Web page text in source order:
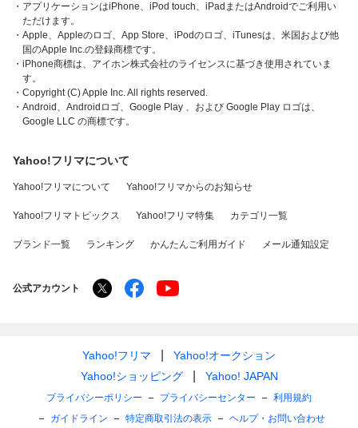
・アプリケーションはiPhone、iPod touch、iPadまたはAndroidでご利用い
ただけます。
・Apple、Appleのロゴ、App Store、iPodのロゴ、iTunesは、米国および他
国のApple Inc.の登録商標です。
・iPhone商標は、アイホン株式会社のライセンスに基づき使用されていま
す。
・Copyright (C) Apple Inc. All rights reserved.
・Android、Androidロゴ、Google Play 、および Google Play ロゴは、
Google LLC の商標です。
Yahoo!フリマについて
Yahoo!フリマについて Yahoo!フリマからのお知らせ
Yahoo!フリマトピックス Yahoo!フリマ特集 カテゴリ一覧
ブランド一覧 ランキング かんたんご利用ガイド メール通知設定
公式アカウント
Yahoo!フリマ
Yahoo!オークション
Yahoo!ショッピング
Yahoo! JAPAN
プライバシーポリシー プライバシーセンター
利用規約
ガイドライン
特定商取引法の表示 ヘルプ・お問い合わせ